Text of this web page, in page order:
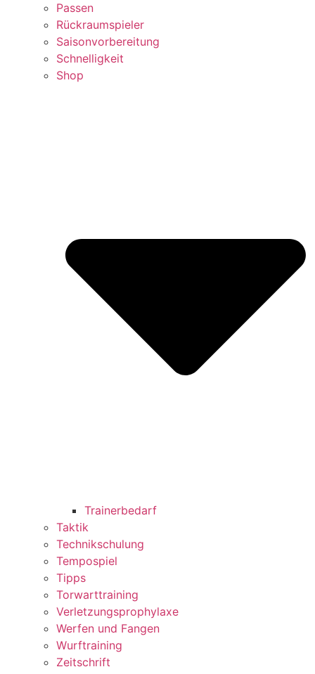
Passen
Rückraumspieler
Saisonvorbereitung
Schnelligkeit
Shop
Trainerbedarf
Taktik
Technikschulung
Tempospiel
Tipps
Torwarttraining
Verletzungsprophylaxe
Werfen und Fangen
Wurftraining
Zeitschrift